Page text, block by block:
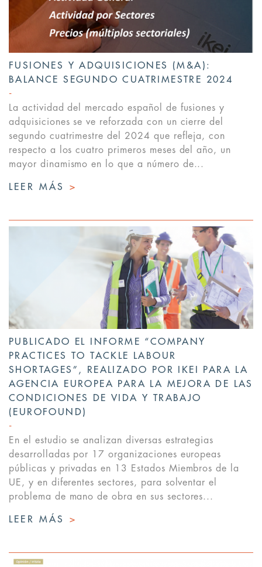
FUSIONES Y ADQUISICIONES (M&A):
BALANCE SEGUNDO CUATRIMESTRE 2024
La actividad del mercado español de fusiones y
adquisiciones se ve reforzada con un cierre del
segundo cuatrimestre del 2024 que refleja, con
respecto a los cuatro primeros meses del año, un
mayor dinamismo en lo que a número de...
LEER MÁS >
PUBLICADO EL INFORME “COMPANY
PRACTICES TO TACKLE LABOUR
SHORTAGES”, REALIZADO POR IKEI PARA LA
AGENCIA EUROPEA PARA LA MEJORA DE LAS
CONDICIONES DE VIDA Y TRABAJO
(EUROFOUND)
En el estudio se analizan diversas estrategias
desarrolladas por 17 organizaciones europeas
públicas y privadas en 13 Estados Miembros de la
UE, y en diferentes sectores, para solventar el
problema de mano de obra en sus sectores...
LEER MÁS >